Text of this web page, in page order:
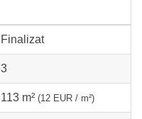
Finalizat
3
113 m² (12 EUR / m²)